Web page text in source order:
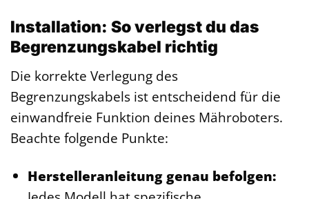
Installation: So verlegst du das
Begrenzungskabel richtig
Die korrekte Verlegung des
Begrenzungskabels ist entscheidend für die
einwandfreie Funktion deines Mähroboters.
Beachte folgende Punkte:
Herstelleranleitung genau befolgen: